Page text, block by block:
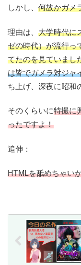
しかし、 何故かガメ
理由は、 大学時代に
ゼの時代）が流行っ
てたのを見ていまし
は皆でガメラ対ジャ
ち上げ、深夜に昭和
そのくらいに特撮に
ったですよ！
追伸：
HTMLを舐めちゃい